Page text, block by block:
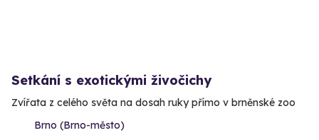
Setkání s exotickými živočichy
Zvířata z celého světa na dosah ruky přímo v brněnské zoo
Brno (Brno-město)